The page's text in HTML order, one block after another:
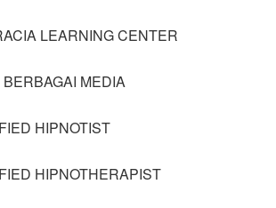
LEARNING CENTER
MEDIA
HIPNOTIST
HIPNOTHERAPIST